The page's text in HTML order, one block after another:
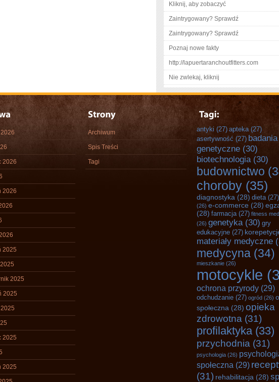
Kliknij, aby zobaczyć
Zaintrygowany? Sprawdź
Zaintrygowany? Sprawdź
Poznaj nowe fakty
http://lapuertaranchoutfitters.com
Nie zwlekaj, kliknij
2026
2026
2025
2025
2025
2025
2025
Archiwum
Spis Treści
Tagi
antyki (27) apteka(27)
asertywność (27) badania
genetyczne (30)
biotechnologia(30)
budownictwo
choroby (35)
diagnostyka (28) dieta(27)
(26) e-commerce (28)
(28) farmacja(27) fitness
(26) genetyka(30) gry
edukacyjne (27)
materiały medyczne
medycyna (34)
mieszkanie (26)
motocykle
ochrona przyrody (29)
odchudzanie (27) ogród (26)
społeczna (28) opieka
zdrowotna (31)
profilaktyka(33)
przychodnia (31)
psychologia (26)
społeczna (29)
(31) rehabilitacja (28)